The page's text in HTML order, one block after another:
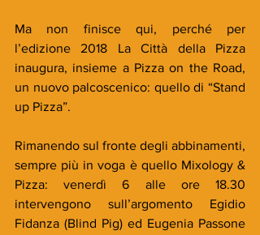
Ma non finisce qui, perché per
l’edizione 2018 La Città della Pizza
inaugura, insieme a Pizza on the Road,
un nuovo palcoscenico: quello di “Stand
up Pizza”.
Rimanendo sul fronte degli abbinamenti,
sempre più in voga è quello Mixology &
Pizza: venerdì 6 alle ore 18.30
intervengono sull’argomento Egidio
Fidanza (Blind Pig) ed Eugenia Passone